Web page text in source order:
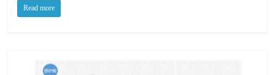
Read more